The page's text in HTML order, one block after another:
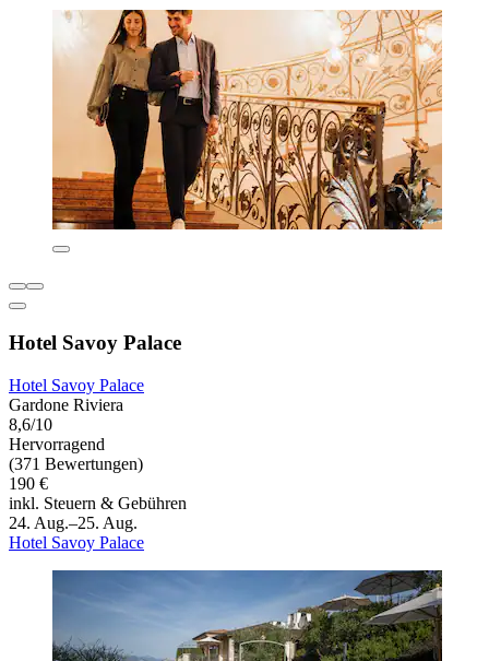
Hotel Savoy Palace
Hotel Savoy Palace
Gardone Riviera
8,6/10
Hervorragend
(371 Bewertungen)
190 €
inkl. Steuern & Gebühren
24. Aug.–25. Aug.
Hotel Savoy Palace